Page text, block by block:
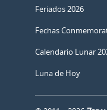
Feriados 2026
Fechas
Calendario Lunar
Luna de Hoy